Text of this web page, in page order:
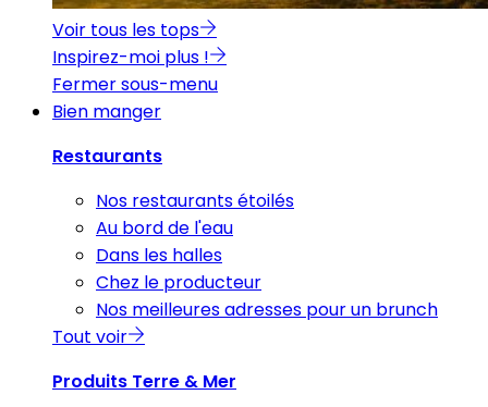
Voir tous les tops
Inspirez-moi plus !
Fermer sous-menu
Bien manger
Restaurants
Nos restaurants étoilés
Au bord de l'eau
Dans les halles
Chez le producteur
Nos meilleures adresses pour un brunch
Tout voir
Produits Terre & Mer